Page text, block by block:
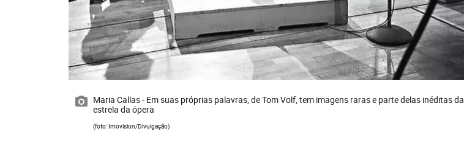
Maria Callas - Em suas próprias palavras, de Tom Volf, tem imagens raras e parte delas inéditas da
estrela da ópera
(foto: Imovision/Divulgação)